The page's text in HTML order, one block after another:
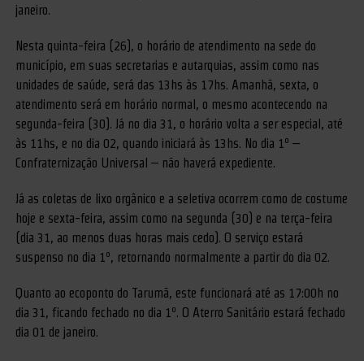
janeiro.
Nesta quinta-feira (26), o horário de atendimento na sede do
município, em suas secretarias e autarquias, assim como nas
unidades de saúde, será das 13hs às 17hs. Amanhã, sexta, o
atendimento será em horário normal, o mesmo acontecendo na
segunda-feira (30). Já no dia 31, o horário volta a ser especial, até
às 11hs, e no dia 02, quando iniciará às 13hs. No dia 1º –
Confraternização Universal – não haverá expediente.
Já as coletas de lixo orgânico e a seletiva ocorrem como de costume
hoje e sexta-feira, assim como na segunda (30) e na terça-feira
(dia 31, ao menos duas horas mais cedo). O serviço estará
suspenso no dia 1º, retornando normalmente a partir do dia 02.
Quanto ao ecoponto do Tarumã, este funcionará até as 17:00h no
dia 31, ficando fechado no dia 1º. O Aterro Sanitário estará fechado
dia 01 de janeiro.